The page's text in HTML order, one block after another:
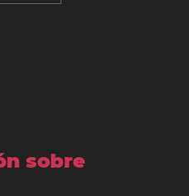
sobre